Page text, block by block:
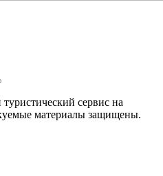
сервис на
материалы защищены.